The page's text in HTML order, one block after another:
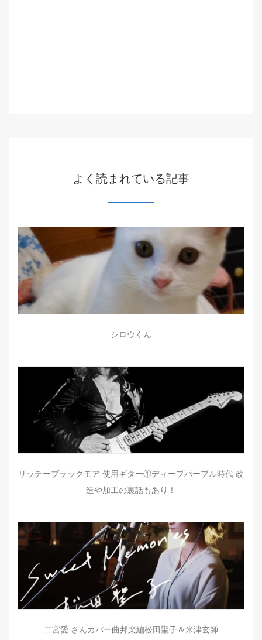
よく読まれている記事
シロウくん
リッチーブラックモア 使用ギター①ディープパープル時代 改
造や加工の裏話もあり！
二宮愛 さんカバー曲邦楽編松田聖子＆米津玄師